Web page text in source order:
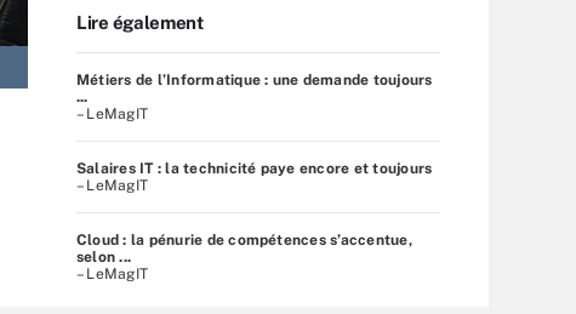
Lire également
Métiers de l’Informatique : une demande toujours
...
– LeMagIT
Salaires IT : la technicité paye encore et toujours
– LeMagIT
Cloud : la pénurie de compétences s’accentue,
selon ...
– LeMagIT